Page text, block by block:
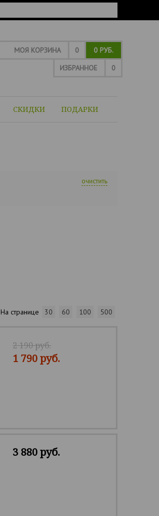
МОЯ КОРЗИНА 0
0 РУБ.
ИЗБРАННОЕ
0
СКИДКИ ПОДАРКИ
очистить
На странице 30 60 100 500
2 190 руб.
1 790 руб.
3 880 руб.